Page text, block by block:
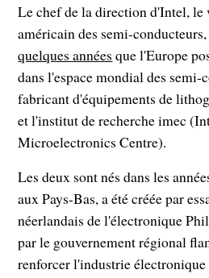
Le chef de la direction d'Intel, le
américain des semi-
quelques années que l'Europe
dans l'espace mondial des semi-
fabricant d'équipements de
et l'institut de recherche imec
Microelectronics Centre).
Les deux sont nés dans les
aux Pays-Bas, a été créée par
néerlandais de l'électronique
par le gouvernement régional
renforcer l'industrie électronique